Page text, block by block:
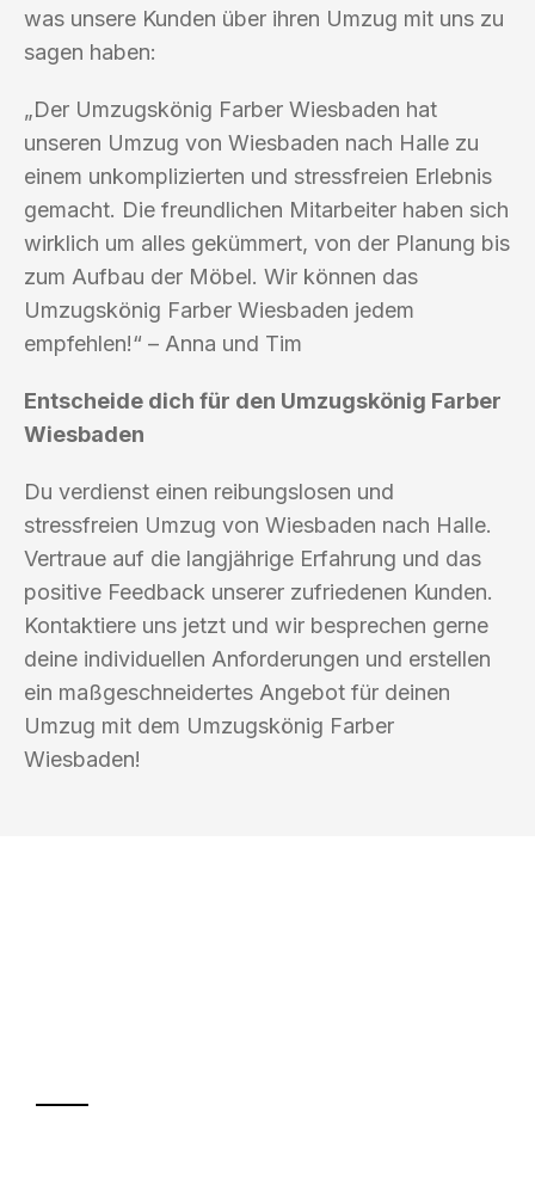
was unsere Kunden über ihren Umzug mit uns zu
sagen haben:
„Der Umzugskönig Farber Wiesbaden hat
unseren Umzug von Wiesbaden nach Halle zu
einem unkomplizierten und stressfreien Erlebnis
gemacht. Die freundlichen Mitarbeiter haben sich
wirklich um alles gekümmert, von der Planung bis
zum Aufbau der Möbel. Wir können das
Umzugskönig Farber Wiesbaden jedem
empfehlen!“ – Anna und Tim
Entscheide dich für den Umzugskönig Farber
Wiesbaden
Du verdienst einen reibungslosen und
stressfreien Umzug von Wiesbaden nach Halle.
Vertraue auf die langjährige Erfahrung und das
positive Feedback unserer zufriedenen Kunden.
Kontaktiere uns jetzt und wir besprechen gerne
deine individuellen Anforderungen und erstellen
ein maßgeschneidertes Angebot für deinen
Umzug mit dem Umzugskönig Farber
Wiesbaden!